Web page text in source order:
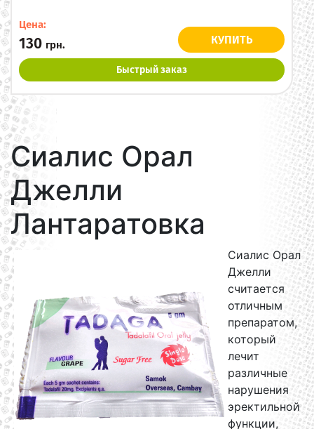
Цена:
130 грн. КУПИТЬ
Быстрый заказ
Сиалис Орал
Джелли
Лантаратовка
Сиалис Орал
Джелли
считается
отличным
препаратом,
который
лечит
различные
нарушения
эректильной
функции,